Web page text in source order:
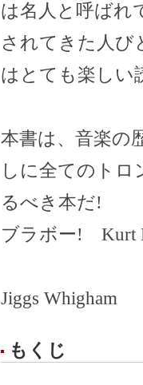
は名人と呼ばれ
されてきた人び
はとても楽しい
本書は、音楽の
しに全てのト
るべき本だ!
ブラボー! Kurt
Jiggs Whigham
もくじ